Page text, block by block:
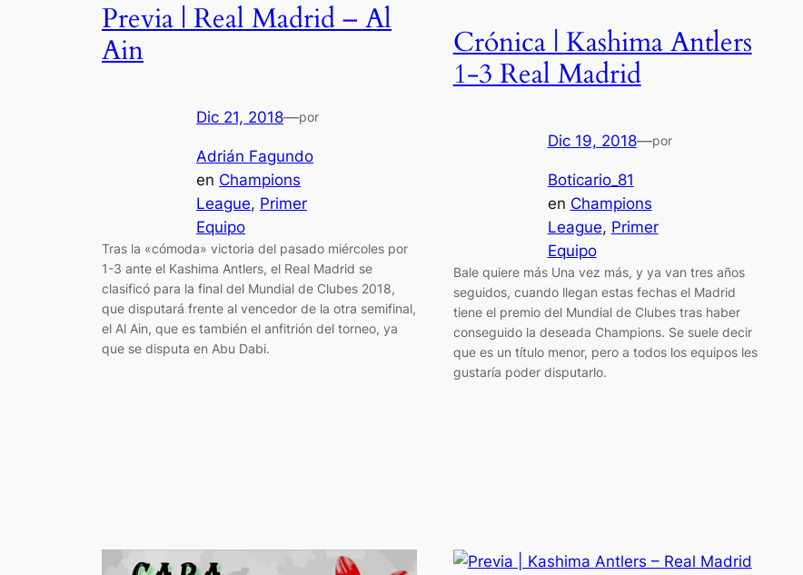
Previa | Real Madrid – Al
Ain
Dic 21, 2018—por
Adrián Fagundo
en Champions
League, Primer
Equipo
Tras la «cómoda» victoria del pasado miércoles por
1-3 ante el Kashima Antlers, el Real Madrid se
clasificó para la final del Mundial de Clubes 2018,
que disputará frente al vencedor de la otra semifinal,
el Al Ain, que es también el anfitrión del torneo, ya
que se disputa en Abu Dabi.
Crónica | Kashima Antlers
1-3 Real Madrid
Dic 19, 2018—por
Boticario_81
en Champions
League, Primer
Equipo
Bale quiere más Una vez más, y ya van tres años
seguidos, cuando llegan estas fechas el Madrid
tiene el premio del Mundial de Clubes tras haber
conseguido la deseada Champions. Se suele decir
que es un título menor, pero a todos los equipos les
gustaría poder disputarlo.